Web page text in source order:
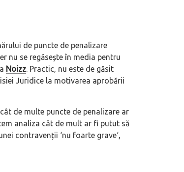
de puncte de penalizare
nu se regăsește în media pentru
Noizz. Practic, nu este de găsit
Juridice la motivarea aprobării
de multe puncte de penalizare ar
analiza cât de mult ar fi putut să
contravenții ‘nu foarte grave‘,